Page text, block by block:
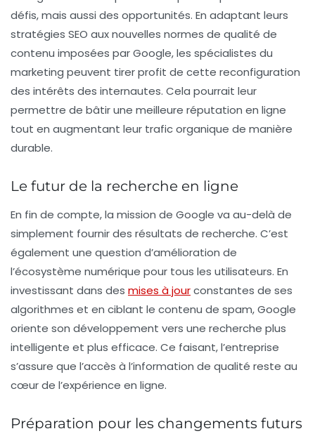
défis, mais aussi des opportunités. En adaptant leurs
stratégies SEO aux nouvelles normes de qualité de
contenu imposées par Google, les spécialistes du
marketing peuvent tirer profit de cette reconfiguration
des intérêts des internautes. Cela pourrait leur
permettre de bâtir une meilleure réputation en ligne
tout en augmentant leur trafic organique de manière
durable.
Le futur de la recherche en ligne
En fin de compte, la mission de Google va au-delà de
simplement fournir des résultats de recherche. C’est
également une question d’amélioration de
l’écosystème numérique pour tous les utilisateurs. En
investissant dans des mises à jourconstantes de ses
algorithmes et en ciblant le contenu de spam, Google
oriente son développement vers une recherche plus
intelligente et plus efficace. Ce faisant, l’entreprise
s’assure que l’accès à l’information de qualité reste au
cœur de l’expérience en ligne.
Préparation pour les changements futurs